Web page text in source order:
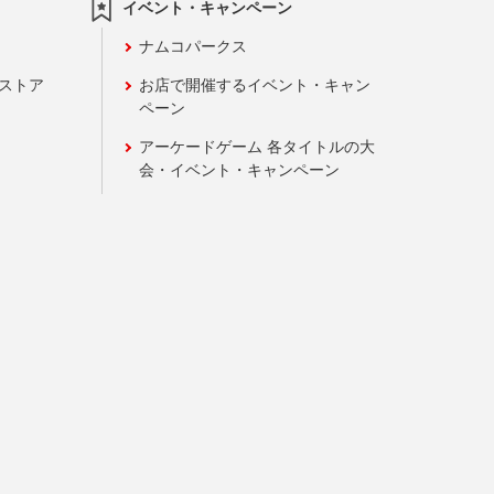
トア
イベント・キャンペーン
ナムコパークス
お店で開催するイベント・キャン
ペーン
アーケードゲーム 各タイトルの大
会・イベント・キャンペーン